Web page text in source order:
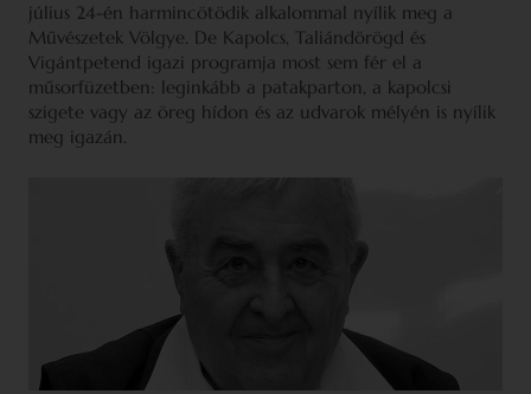
július 24-én harmincötödik alkalommal nyílik meg a
Művészetek Völgye. De Kapolcs, Taliándörögd és
Vigántpetend igazi programja most sem fér el a
műsorfüzetben: leginkább a patakparton, a kapolcsi
szigete vagy az öreg hídon és az udvarok mélyén is nyílik
meg igazán.